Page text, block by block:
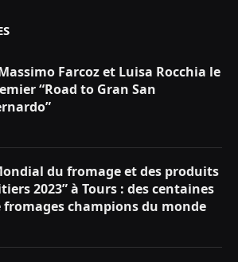
Farcoz et Luisa Rocchia le
“Road to Gran San
du fromage et des produits
2023” à Tours : des centaines
fromages champions du monde